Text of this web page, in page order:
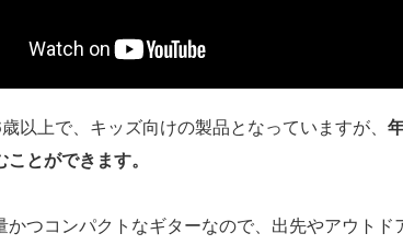
以上で、キッズ向けの製品となっていますが、
とができます。
かつコンパクトなギターなので、出先やアウトド